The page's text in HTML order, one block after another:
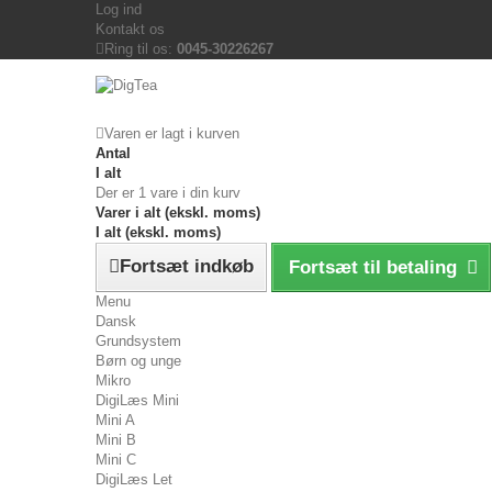
Log ind
Kontakt os
Ring til os: 0045-30226267
Varen er lagt i kurven
Antal
I alt
Der er 1 vare i din kurv
Varer i alt (ekskl. moms)
I alt (ekskl. moms)
Fortsæt indkøb Fortsæt til betaling
Menu
Dansk
Grundsystem
Børn og unge
Mikro
DigiLæs Mini
Mini A
Mini B
Mini C
DigiLæs Let